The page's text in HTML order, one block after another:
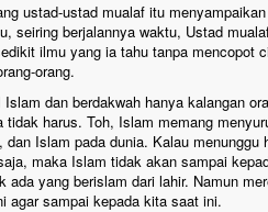
ustad-ustad mualaf itu
seiring berjalannya waktu, Ustad
ilmu yang ia tahu tanpa mencopot
orang.
dan berdakwah hanya kalangan
tidak harus. Toh, Islam memang
dan Islam pada dunia. Kalau
maka Islam tidak akan sampai
ada yang berislam dari lahir. Namun
agar sampai kepada kita saat ini.